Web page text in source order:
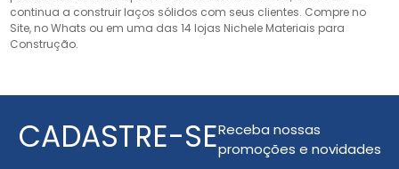
continua a construir laços sólidos com seus clientes. Compre no
Site, no Whats ou em uma das 14 lojas Nichele Materiais para
Construção.
CADASTRE-SEReceba nossas
promoções e novidades